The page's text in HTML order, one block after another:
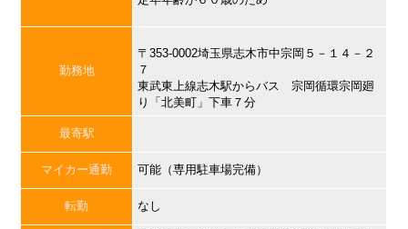
勤務地
〒353-0002埼玉県志木市中宗岡５－１４－２
７
東武東上線志木駅からバス 宗岡循環宗岡廻
り「北美町」下車７分
最寄駅
マイカー通勤 可能（専用駐車場完備）
転勤 なし